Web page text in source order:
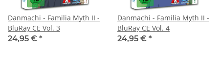
Danmachi - Familia Myth II -
BluRay CE Vol. 3
24,95 € *
Danmachi - Familia Myth II -
BluRay CE Vol. 4
24,95 € *